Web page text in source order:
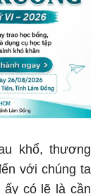
khổ, thương
với chúng ta
có lẽ là cần